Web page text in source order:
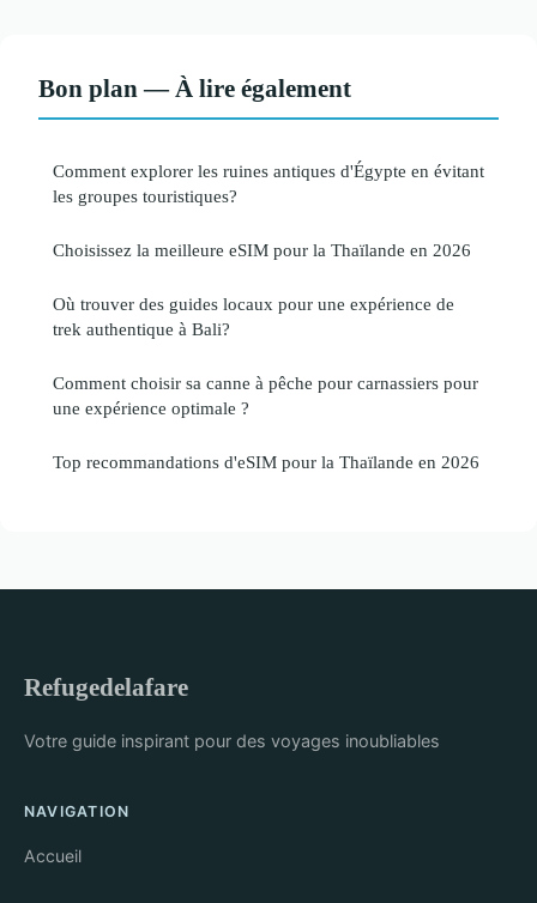
Bon plan — À lire également
Comment explorer les ruines antiques d'Égypte en évitant
les groupes touristiques?
Choisissez la meilleure eSIM pour la Thaïlande en 2026
Où trouver des guides locaux pour une expérience de
trek authentique à Bali?
Comment choisir sa canne à pêche pour carnassiers pour
une expérience optimale ?
Top recommandations d'eSIM pour la Thaïlande en 2026
Refugedelafare
Votre guide inspirant pour des voyages inoubliables
NAVIGATION
Accueil